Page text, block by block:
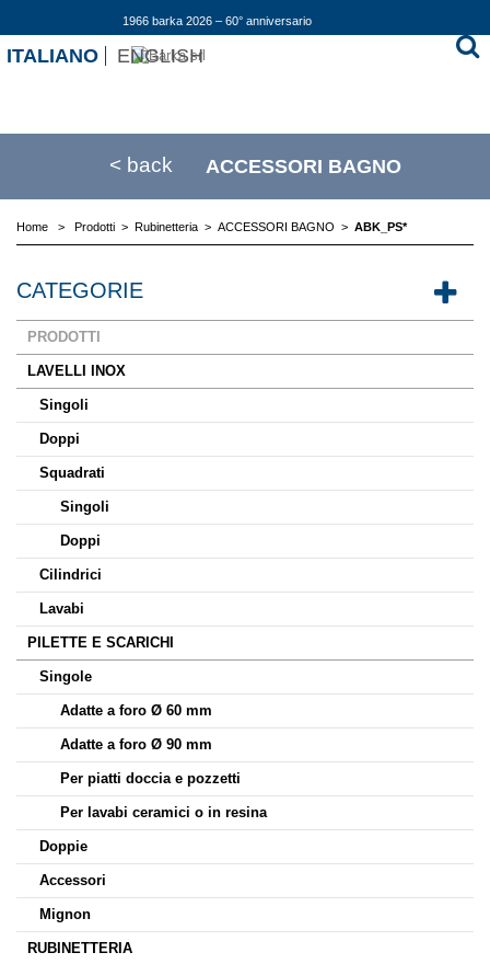
1966 barka 2026 – 60° anniversario
ITALIANO ENGLISH
< back ACCESSORI BAGNO
Home > Prodotti > Rubinetteria > ACCESSORI BAGNO > ABK_PS*
CATEGORIE
PRODOTTI
LAVELLI INOX
Singoli
Doppi
Squadrati
Singoli
Doppi
Cilindrici
Lavabi
PILETTE E SCARICHI
Singole
Adatte a foro Ø 60 mm
Adatte a foro Ø 90 mm
Per piatti doccia e pozzetti
Per lavabi ceramici o in resina
Doppie
Accessori
Mignon
RUBINETTERIA